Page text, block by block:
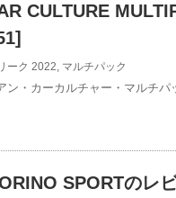
CULTURE
ーク 2022, マルチパック
ン・カーカルチャー・マルチパ
SPORTのレ